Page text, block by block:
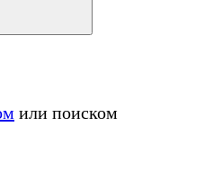
или поиском